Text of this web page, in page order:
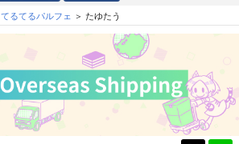
てるてるパルフェ たゆたう